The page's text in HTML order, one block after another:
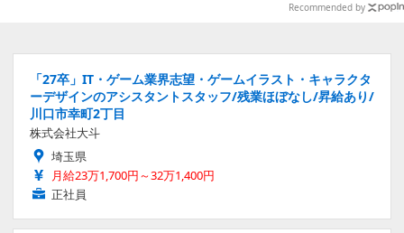
Recommended by
「27卒」IT・ゲーム業界志望・ゲームイラスト・キャラクタ
ーデザインのアシスタントスタッフ/残業ほぼなし/昇給あり/
川口市幸町2丁目
株式会社大斗
埼玉県
月給23万1,700円～32万1,400円
正社員